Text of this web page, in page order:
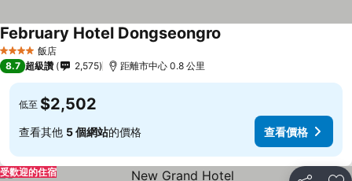
4 星級 飯店
February Hotel Dongseongro
8.7 超級讚 2,575 距離市中心 0.8 公里
低至 $2,502
查看其他 5 個網站的價格 查看價格
受歡迎的住宿